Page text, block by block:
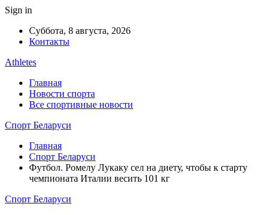
Sign in
Суббота, 8 августа, 2026
Контакты
Athletes
Главная
Новости спорта
Все спортивные новости
Спорт Беларуси
Главная
Спорт Беларуси
Футбол. Ромелу Лукаку сел на диету, чтобы к старту
чемпионата Италии весить 101 кг
Спорт Беларуси